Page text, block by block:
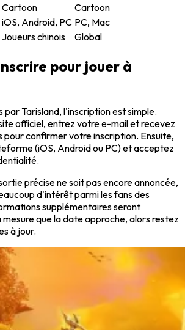
Cartoon
Cartoon
iOS, Android, PC PC, Mac
Joueurs chinois Global
pour jouer à
parTarisland, l'inscription est simple.
officiel, entrez votre e-mail et recevez
pour confirmer votre inscription. Ensuite,
(iOS, Android ou PC)et acceptez
précise ne soit pas encore annoncée,
d'intérêt parmi les fans des
supplémentaires seront
que la date approche, alors restez
à jour.